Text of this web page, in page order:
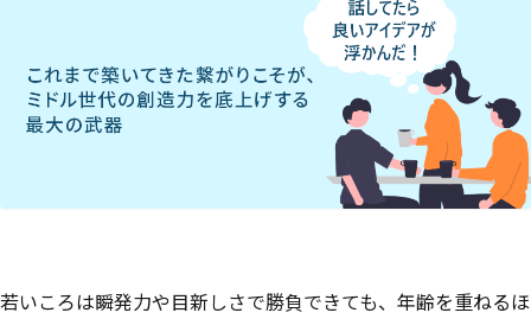
若いころは瞬発力や目新しさで勝負できても、年齢を重ねるほ